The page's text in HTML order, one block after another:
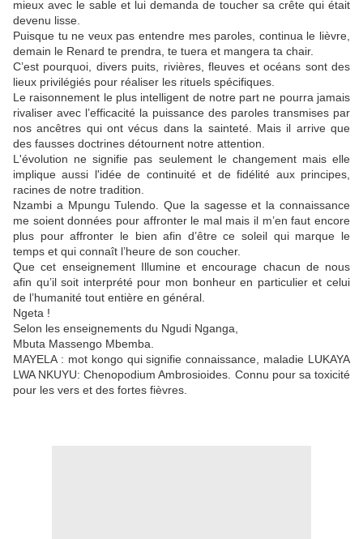
mieux avec le sable et lui demanda de toucher sa crête qui était
devenu lisse.
Puisque tu ne veux pas entendre mes paroles, continua le lièvre,
demain le Renard te prendra, te tuera et mangera ta chair.
C’est pourquoi, divers puits, rivières, fleuves et océans sont des
lieux privilégiés pour réaliser les rituels spécifiques.
Le raisonnement le plus intelligent de notre part ne pourra jamais
rivaliser avec l’efficacité la puissance des paroles transmises par
nos ancêtres qui ont vécus dans la sainteté. Mais il arrive que
des fausses doctrines détournent notre attention.
L'évolution ne signifie pas seulement le changement mais elle
implique aussi l'idée de continuité et de fidélité aux principes,
racines de notre tradition.
Nzambi a Mpungu Tulendo. Que la sagesse et la connaissance
me soient données pour affronter le mal mais il m’en faut encore
plus pour affronter le bien afin d’être ce soleil qui marque le
temps et qui connaît l’heure de son coucher.
Que cet enseignement Illumine et encourage chacun de nous
afin qu’il soit interprété pour mon bonheur en particulier et celui
de l’humanité tout entière en général.
Ngeta !
Selon les enseignements du Ngudi Nganga,
Mbuta Massengo Mbemba.
MAYELA : mot kongo qui signifie connaissance, maladie LUKAYA
LWA NKUYU: Chenopodium Ambrosioides. Connu pour sa toxicité
pour les vers et des fortes fièvres.